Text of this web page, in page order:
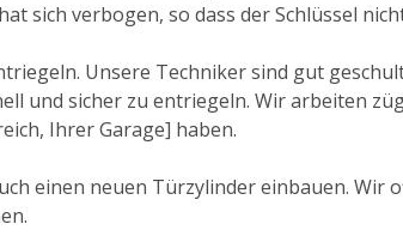
sich verbogen, so dass der Schlüssel
Unsere Techniker sind gut
und sicher zu entriegeln. Wir arbeiten
Ihrer Garage] haben.
einen neuen Türzylinder einbauen. Wir